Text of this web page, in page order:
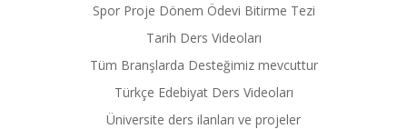
Spor Proje Dönem Ödevi Bitirme Tezi
Tarih Ders Videoları
Tüm Branşlarda Desteğimiz mevcuttur
Türkçe Edebiyat Ders Videoları
Üniversite ders ilanları ve projeler